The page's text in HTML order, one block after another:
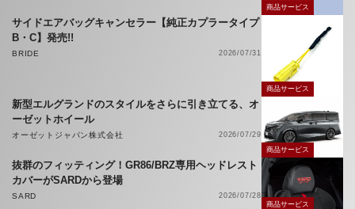
商品サービス
サイドエアバッグキャンセラー【純正カプラータイプ
B・C】発売!!
BRIDE 2026/07/31
商品サービス
新型エルグランドのスタイルをさらに引き立てる、オ
ーゼットホイール
オーゼットジャパン株式会社
2026/07/29
商品サービス
抜群のフィッティング！GR86/BRZ専用ヘッドレスト
カバーがSARDから登場
SARD
2026/07/28
商品サービス